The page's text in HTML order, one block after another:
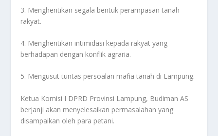
3. Menghentikan segala bentuk perampasan tanah
rakyat.
4. Menghentikan intimidasi kepada rakyat yang
berhadapan dengan konflik agraria.
5. Mengusut tuntas persoalan mafia tanah di Lampung.
Ketua Komisi I DPRD Provinsi Lampung, Budiman AS
berjanji akan menyelesaikan permasalahan yang
disampaikan oleh para petani.